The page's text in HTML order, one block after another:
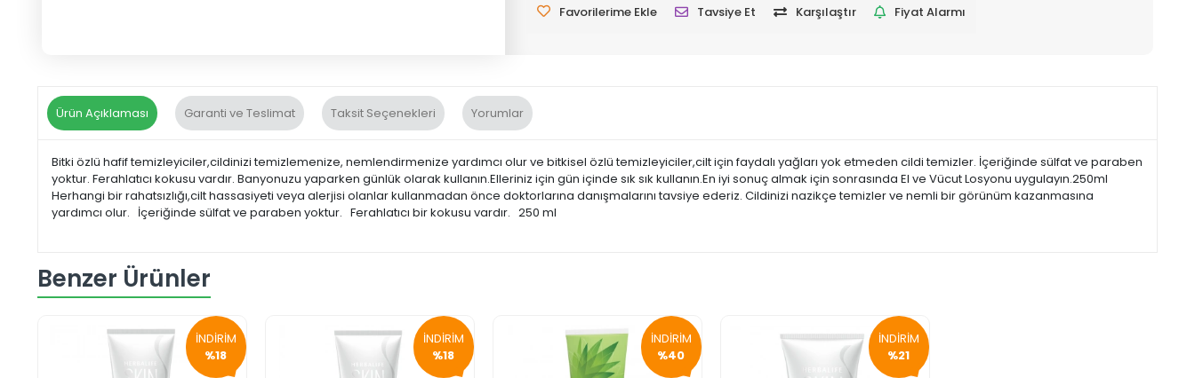
Favorilerime Ekle Tavsiye Et Karşılaştır Fiyat Alarmı
Ürün Açıklaması Garanti ve Teslimat Taksit Seçenekleri Yorumlar
Bitki özlü hafif temizleyiciler,cildinizi temizlemenize, nemlendirmenize yardımcı olur ve bitkisel özlü temizleyiciler,cilt için faydalı yağları yok etmeden cildi temizler. İçeriğinde sülfat ve paraben
yoktur. Ferahlatıcı kokusu vardır. Banyonuzu yaparken günlük olarak kullanın.Elleriniz için gün içinde sık sık kullanın.En iyi sonuç almak için sonrasında El ve Vücut Losyonu uygulayın.250ml
Herhangi bir rahatsızlığı,cilt hassasiyeti veya alerjisi olanlar kullanmadan önce doktorlarına danışmalarını tavsiye ederiz. Cildinizi nazikçe temizler ve nemli bir görünüm kazanmasına
yardımcı olur. İçeriğinde sülfat ve paraben yoktur. Ferahlatıcı bir kokusu vardır. 250 ml
Benzer Ürünler
İNDİRİM
%18
İNDİRİM
%18
İNDİRİM
%40
İNDİRİM
%21